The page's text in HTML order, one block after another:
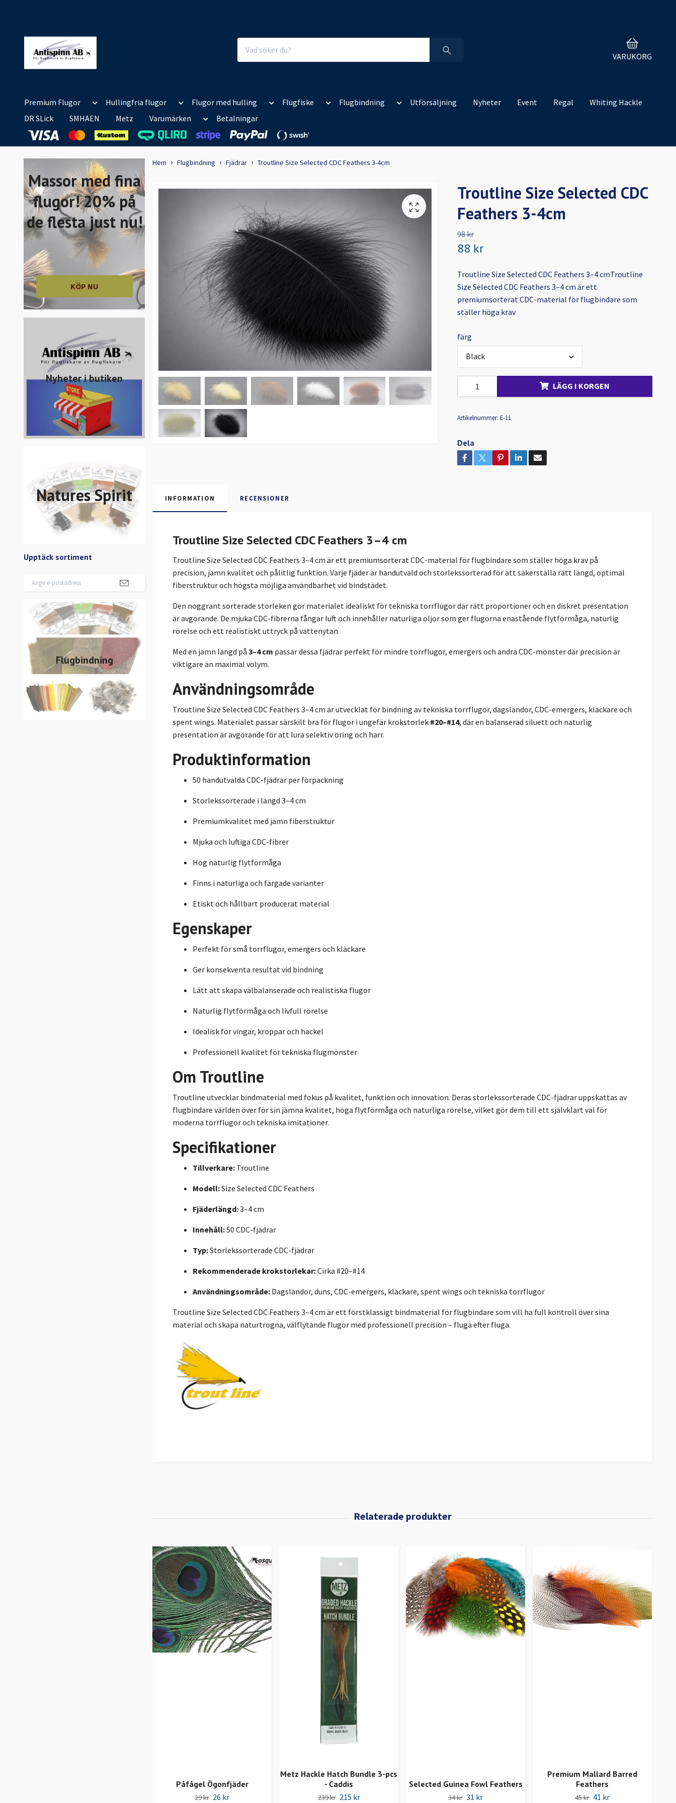
VARUKORG
Premium Flugor Hullingfria flugor Flugor med hulling Flugfiske Flugbindning Utförsäljning Nyheter Event Regal
Whiting Hackle
DR SLick
SMHAEN Metz Varumärken Betalningar
Massor med fina
flugor! 20% på
de flesta just nu!
KÖP NU
Nyheter i butiken
Natures Spirit
Upptäck sortiment
Flugbindning
Hem Flugbindning Fjädrar Troutline Size Selected CDC Feathers 3-4cm
Troutline Size Selected CDC
Feathers 3-4cm
98 kr
88 kr
Troutline Size Selected CDC Feathers 3–4 cmTroutline
Size Selected CDC Feathers 3–4 cm är ett
premiumsorterat CDC-material för flugbindare som
ställer höga krav
färg
Black
LÄGG I KORGEN
Artikelnummer: E-11
Dela
INFORMATION RECENSIONER
Troutline Size Selected CDC Feathers 3–4 cm
Troutline Size Selected CDC Feathers 3–4 cm är ett premiumsorterat CDC-material för flugbindare som ställer höga krav på
precision, jämn kvalitet och pålitlig funktion. Varje fjäder är handutvald och storlekssorterad för att säkerställa rätt längd, optimal
fiberstruktur och högsta möjliga användbarhet vid bindstädet.
Den noggrant sorterade storleken gör materialet idealiskt för tekniska torrflugor där rätt proportioner och en diskret presentation
är avgörande. De mjuka CDC-fibrerna fångar luft och innehåller naturliga oljor som ger flugorna enastående flytförmåga, naturlig
rörelse och ett realistiskt uttryck på vattenytan.
Med en jämn längd på 3–4 cm passar dessa fjädrar perfekt för mindre torrflugor, emergers och andra CDC-mönster där precision är
viktigare än maximal volym.
Användningsområde
Troutline Size Selected CDC Feathers 3–4 cm är utvecklat för bindning av tekniska torrflugor, dagsländor, CDC-emergers, kläckare och
spent wings. Materialet passar särskilt bra för flugor i ungefär krokstorlek #20–#14, där en balanserad siluett och naturlig
presentation är avgörande för att lura selektiv öring och harr.
Produktinformation
50 handutvalda CDC-fjädrar per förpackning
Storlekssorterade i längd 3–4 cm
Premiumkvalitet med jämn fiberstruktur
Mjuka och luftiga CDC-fibrer
Hög naturlig flytförmåga
Finns i naturliga och färgade varianter
Etiskt och hållbart producerat material
Egenskaper
Perfekt för små torrflugor, emergers och kläckare
Ger konsekventa resultat vid bindning
Lätt att skapa välbalanserade och realistiska flugor
Naturlig flytförmåga och livfull rörelse
Idealisk för vingar, kroppar och hackel
Professionell kvalitet för tekniska flugmönster
Om Troutline
Troutline utvecklar bindmaterial med fokus på kvalitet, funktion och innovation. Deras storlekssorterade CDC-fjädrar uppskattas av
flugbindare världen över för sin jämna kvalitet, höga flytförmåga och naturliga rörelse, vilket gör dem till ett självklart val för
moderna torrflugor och tekniska imitationer.
Specifikationer
Tillverkare: Troutline
Modell:Size Selected CDC Feathers
Fjäderlängd:3–4 cm
Innehåll:50 CDC-fjädrar
Typ:Storlekssorterade CDC-fjädrar
Rekommenderade krokstorlekar:Cirka #20–#14
Användningsområde: Dagsländor, duns, CDC-emergers, kläckare, spent wings och tekniska torrflugor
Troutline Size Selected CDC Feathers 3–4 cm är ett förstklassigt bindmaterial för flugbindare som vill ha full kontroll över sina
material och skapa naturtrogna, välflytande flugor med professionell precision – fluga efter fluga.
Påfågel Ögonfjäder
29 kr 26 kr
Metz Hackle Hatch Bundle 3-pcs
- Caddis
239 kr 215 kr
Selected Guinea Fowl Feathers
34 kr 31 kr
Premium Mallard Barred
Feathers
45 kr 41 kr